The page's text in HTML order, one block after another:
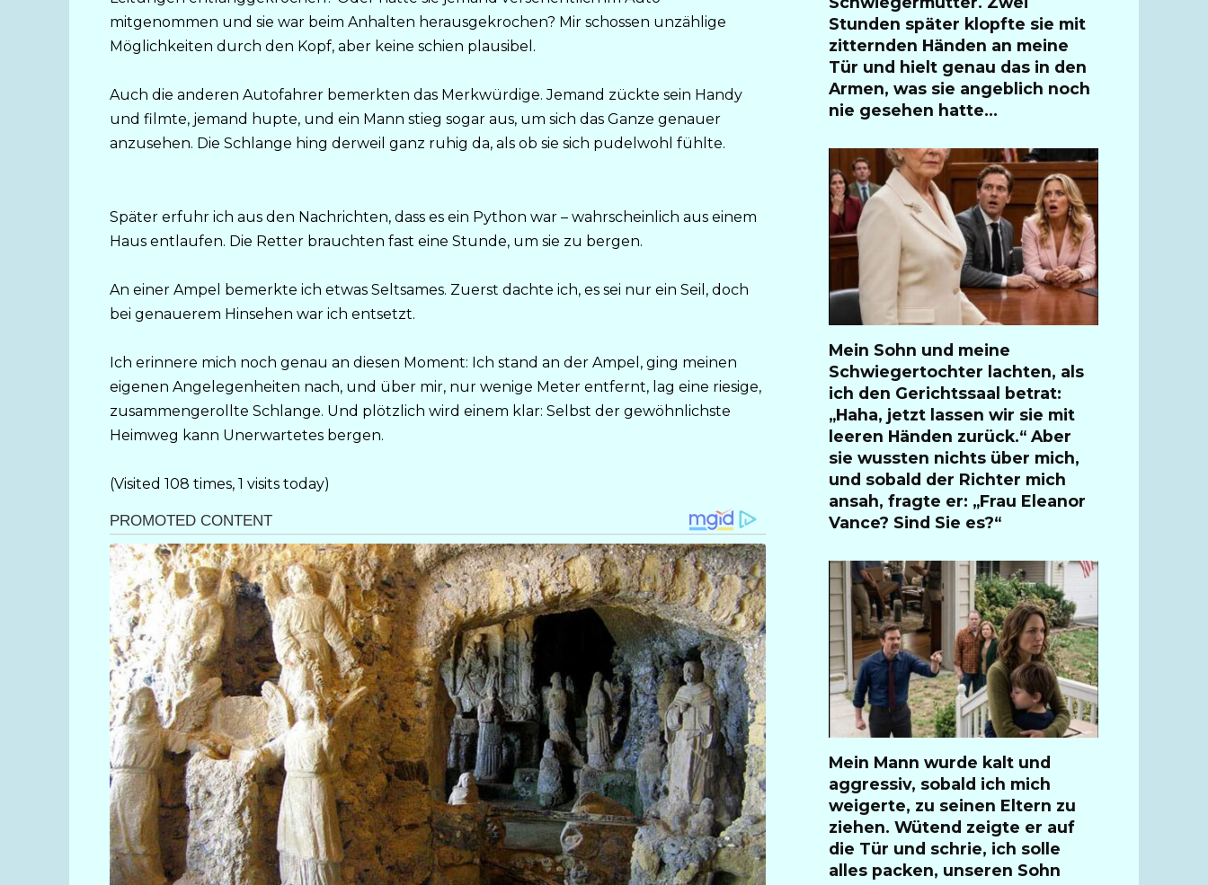
mitgenommen und sie war beim Anhalten herausgekrochen? Mir schossen unzählige
Möglichkeiten durch den Kopf, aber keine schien plausibel.
Auch die anderen Autofahrer bemerkten das Merkwürdige. Jemand zückte sein Handy
und filmte, jemand hupte, und ein Mann stieg sogar aus, um sich das Ganze genauer
anzusehen. Die Schlange hing derweil ganz ruhig da, als ob sie sich pudelwohl fühlte.
Später erfuhr ich aus den Nachrichten, dass es ein Python war – wahrscheinlich aus einem
Haus entlaufen. Die Retter brauchten fast eine Stunde, um sie zu bergen.
An einer Ampel bemerkte ich etwas Seltsames. Zuerst dachte ich, es sei nur ein Seil, doch
bei genauerem Hinsehen war ich entsetzt.
Ich erinnere mich noch genau an diesen Moment: Ich stand an der Ampel, ging meinen
eigenen Angelegenheiten nach, und über mir, nur wenige Meter entfernt, lag eine riesige,
zusammengerollte Schlange. Und plötzlich wird einem klar: Selbst der gewöhnlichste
Heimweg kann Unerwartetes bergen.
(Visited 108 times, 1 visits today)
Stunden später klopfte sie mit
zitternden Händen an meine
Tür und hielt genau das in den
Armen, was sie angeblich noch
nie gesehen hatte…
Mein Sohn und meine
Schwiegertochter lachten, als
ich den Gerichtssaal betrat:
„Haha, jetzt lassen wir sie mit
leeren Händen zurück.“ Aber
sie wussten nichts über mich,
und sobald der Richter mich
ansah, fragte er: „Frau Eleanor
Vance? Sind Sie es?“
Mein Mann wurde kalt und
aggressiv, sobald ich mich
weigerte, zu seinen Eltern zu
ziehen. Wütend zeigte er auf
die Tür und schrie, ich solle
alles packen, unseren Sohn